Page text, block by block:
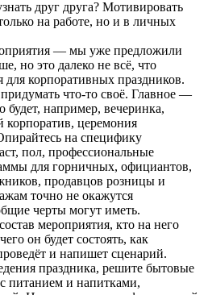
друг друга? Мотивировать
на работе, но и в личных
— мы уже предложили
но это далеко не всё, что
для корпоративных праздников.
что-то своё. Главное —
будет, например, вечеринка,
корпоратив, церемония
на специфику
пол, профессиональные
для горничных, официантов,
продавцов розницы и
точно не окажутся
черты могут иметь.
мероприятия, кто на него
он будет состоять, как
и напишет сценарий.
праздника, решите бытовые
питанием и напитками,